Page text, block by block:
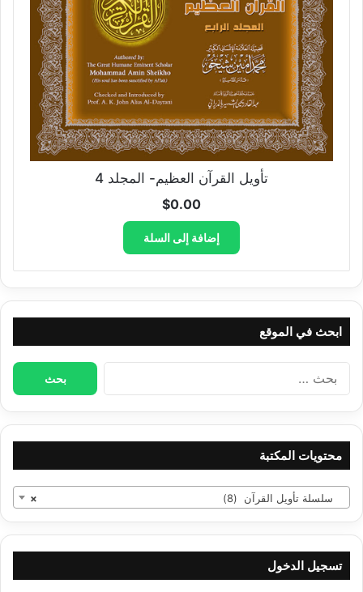
تأويل القرآن العظيم- المجلد 4
$0.00
إضافة إلى السلة
ابحث في الموقع
البحث
عن:
محتويات المكتبة
× سلسلة تأويل القرآن (8)
تسجيل الدخول